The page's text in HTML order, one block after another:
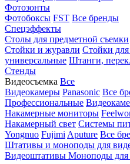
Фотозонты
Фотобоксы FST Все бренды
Спецэффекты
Столы для предметной съемки
Стойки и журавли Стойки
универсальные Штанги,
Стенды
Видеосъемка Все
Видеокамеры Panasonic Все
Профессиональные
Накамерные мониторы
Накамерный свет Системы
Yongnuo Fujimi Aputure Все
Штативы и моноподы для
Видеоштативы Моноподы для